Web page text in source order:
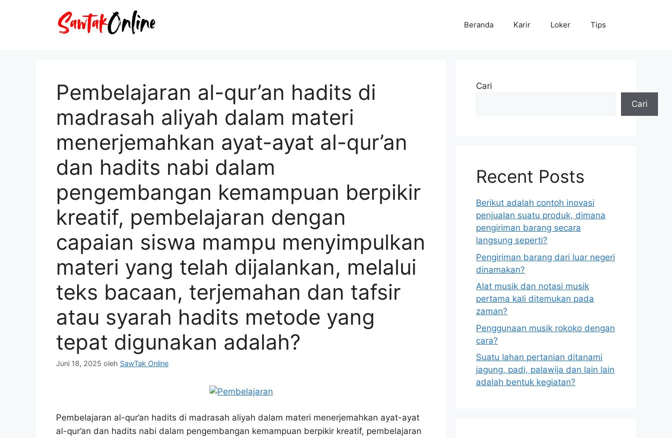
Beranda Karir Loker Tips
Pembelajaran al-qur’an hadits di
madrasah aliyah dalam materi
menerjemahkan ayat-ayat al-qur’an
dan hadits nabi dalam
pengembangan kemampuan berpikir
kreatif, pembelajaran dengan
capaian siswa mampu menyimpulkan
materi yang telah dijalankan, melalui
teks bacaan, terjemahan dan tafsir
atau syarah hadits metode yang
tepat digunakan adalah?
Juni 18, 2025 oleh SawTak Online
Pembelajaran al-qur’an hadits di madrasah aliyah dalam materi menerjemahkan ayat-ayat
al-qur’an dan hadits nabi dalam pengembangan kemampuan berpikir kreatif, pembelajaran
Cari
Cari
Recent Posts
Berikut adalah contoh inovasi
penjualan suatu produk, dimana
pengiriman barang secara
langsung seperti?
Pengiriman barang dari luar negeri
dinamakan?
Alat musik dan notasi musik
pertama kali ditemukan pada
zaman?
Penggunaan musik rokoko dengan
cara?
Suatu lahan pertanian ditanami
jagung, padi, palawija dan lain lain
adalah bentuk kegiatan?